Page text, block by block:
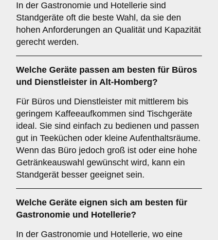
In der Gastronomie und Hotellerie sind
Standgeräte oft die beste Wahl, da sie den
hohen Anforderungen an Qualität und Kapazität
gerecht werden.
Welche Geräte passen am besten für Büros
und Dienstleister in Alt-Homberg?
Für Büros und Dienstleister mit mittlerem bis
geringem Kaffeeaufkommen sind Tischgeräte
ideal. Sie sind einfach zu bedienen und passen
gut in Teeküchen oder kleine Aufenthaltsräume.
Wenn das Büro jedoch groß ist oder eine hohe
Getränkeauswahl gewünscht wird, kann ein
Standgerät besser geeignet sein.
Welche Geräte eignen sich am besten für
Gastronomie und Hotellerie?
In der Gastronomie und Hotellerie, wo eine